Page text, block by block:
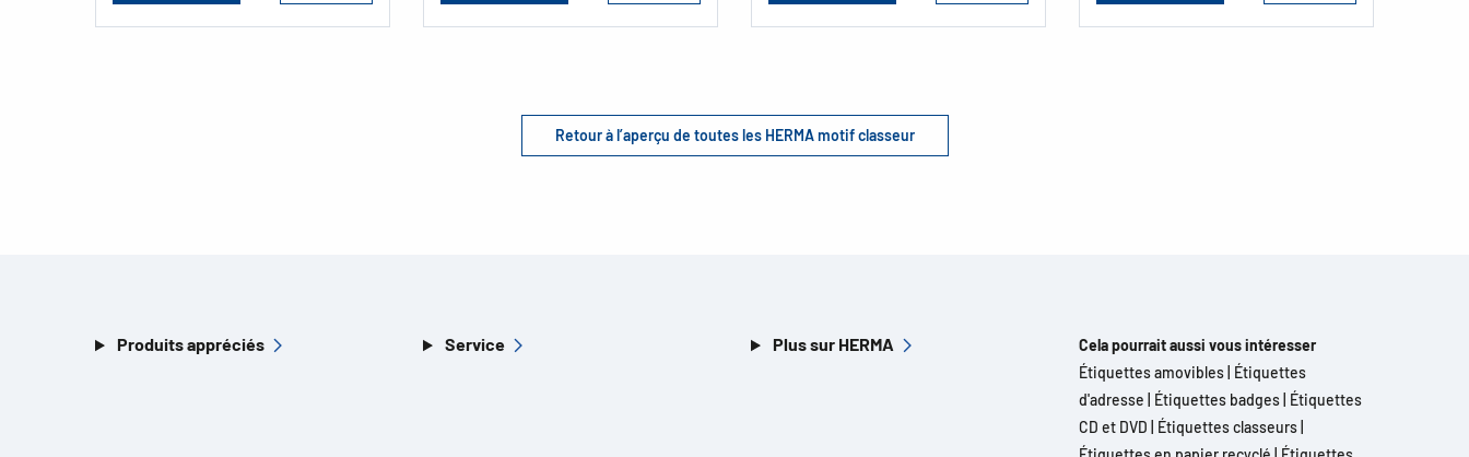
Retour à l’aperçu de toutes les HERMA motif classeur
Produits appréciés Service Plus sur HERMA
Cela pourrait aussi vous intéresser
Étiquettes amovibles Étiquettes
d'adresse
Étiquettes badges Étiquettes
CD et DVD
Étiquettes classeurs